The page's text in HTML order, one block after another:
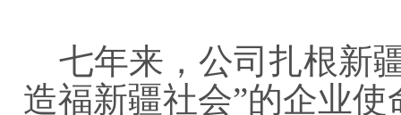
七年来，公司扎根新
造福新疆社会”的企业